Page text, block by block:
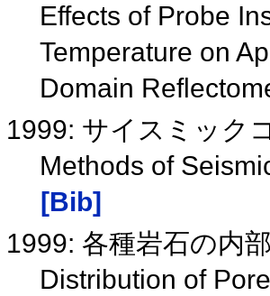
Effects of Probe
Temperature on
Domain
1999: サイスミック
Methods of
[Bib]
1999: 各種岩石の内
Distribution of